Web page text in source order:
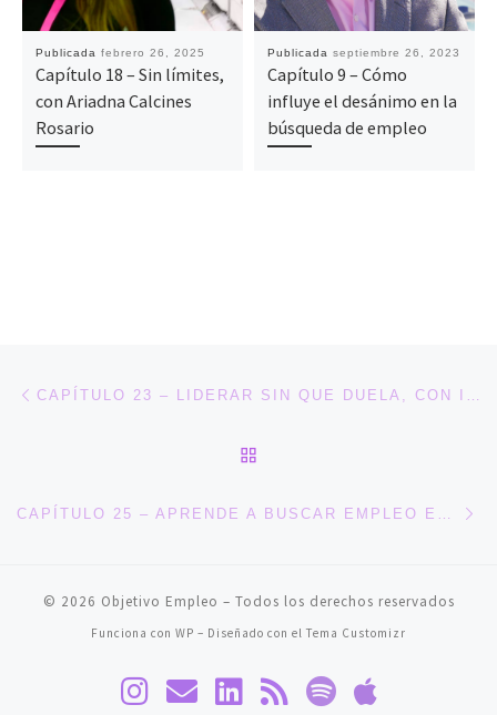
Publicada febrero 26, 2025
Capítulo 18 – Sin límites,
con Ariadna Calcines
Rosario
Publicada septiembre 26, 2023
Capítulo 9 – Cómo
influye el desánimo en la
búsqueda de empleo
Navegación de entradas
© 2026 Objetivo Empleo – Todos los derechos reservados
Funciona con WP – Diseñado con el Tema Customizr